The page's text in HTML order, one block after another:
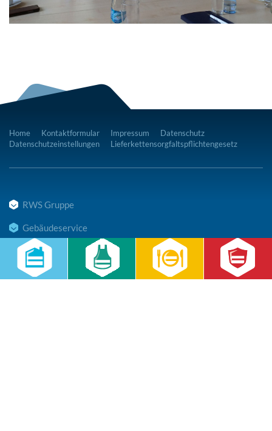
Home Kontaktformular Impressum
Datenschutz
Datenschutzeinstellungen
Lieferkettensorgfaltspflichtengesetz
RWS Gruppe
Gebäudeservice
Hauswirtschaft
Cateringservice